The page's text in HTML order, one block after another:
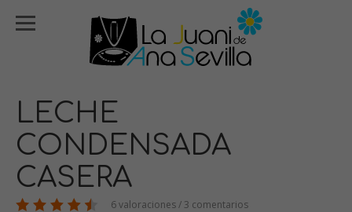
LECHE
CONDENSADA
CASERA
6 valoraciones / 3 comentarios